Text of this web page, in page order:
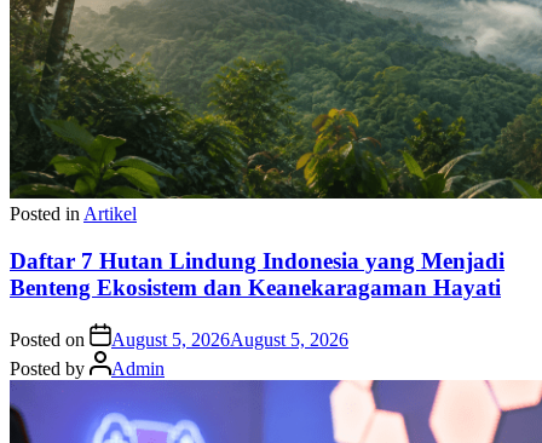
Posted in Artikel
Daftar 7 Hutan Lindung Indonesia yang Menjadi
Benteng Ekosistem dan Keanekaragaman Hayati
Posted on August 5, 2026August 5, 2026
Posted by
Admin